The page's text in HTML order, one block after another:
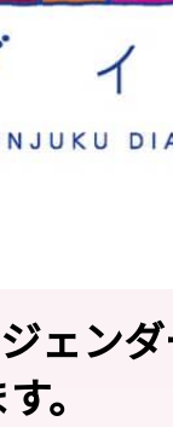
ェン
。